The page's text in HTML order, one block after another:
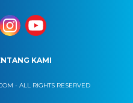
KAMI
- ALL RIGHTS RESERVED